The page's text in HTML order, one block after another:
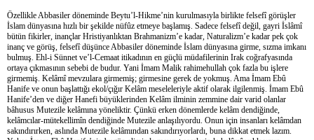
Özellikle Abbasiler döneminde Beytu’l-Hikme’nin kurulmasıyla birlikte felsefî görüşler
İslam dünyasına hızlı bir şekilde nüfûz etmeye başlamış. Sadece felsefî değil, gayri İslâmî
bütün fikirler, inançlar Hristiyanlıktan Brahmanizm’e kadar, Naturalizm’e kadar pek çok
inanç ve görüş, felsefî düşünce Abbasiler döneminde İslam dünyasına girme, sızma imkanı
bulmuş. Ehl-i Sünnet ve’l-Cemaat itikadının en güçlü müdafilerinin Irak coğrafyasında
ortaya çıkmasının sebebi de budur. Yani İmam Malik rahimehullah çok fazla bu işlere
girmemiş. Kelâmî mevzulara girmemiş; girmesine gerek de yokmuş. Ama İmam Ebû
Hanife ve onun başlattığı ekol/çığır Kelâm meseleleriyle aktif olarak ilgilenmiş. İmam Ebû
Hanife’den ve diğer Hanefi büyüklerinden Kelâm ilminin zemmine dair varid olanlar
bâhusus Mutezile kelâmına yöneliktir. Çünkü erken dönemlerde kelâm dendiğinde,
kelâmcılar-mütekellimîn dendiğinde Mutezile anlaşılıyordu. Onun için insanları kelâmdan
sakındırırken, aslında Mutezile kelâmından sakındırıyorlardı, buna dikkat etmek lazım.